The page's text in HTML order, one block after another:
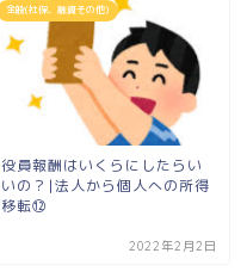
全般(社保、融資その他)
役員報酬はいくらにしたらい
いの？|法人から個人への所得
移転⑫
2022年2月2日